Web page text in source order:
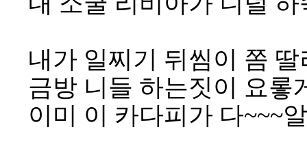
내가 일찌기 뒤씸이 쫌
금방 니들 하는짓이 요롷
이미 이 카다피가 다~~~